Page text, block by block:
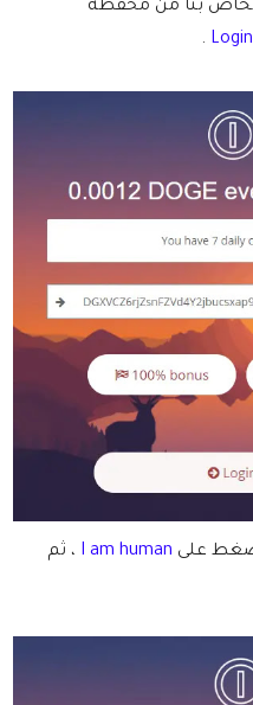
بنا من محفظة
.
علىI am human ، ثم